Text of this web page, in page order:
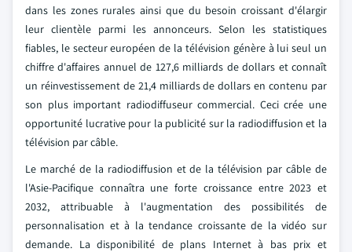
dans les zones rurales ainsi que du besoin croissant d'élargir
leur clientèle parmi les annonceurs. Selon les statistiques
fiables, le secteur européen de la télévision génère à lui seul un
chiffre d'affaires annuel de 127,6 milliards de dollars et connaît
un réinvestissement de 21,4 milliards de dollars en contenu par
son plus important radiodiffuseur commercial. Ceci crée une
opportunité lucrative pour la publicité sur la radiodiffusion et la
télévision par câble.
Le marché de la radiodiffusion et de la télévision par câble de
l'Asie-Pacifique connaîtra une forte croissance entre 2023 et
2032, attribuable à l'augmentation des possibilités de
personnalisation et à la tendance croissante de la vidéo sur
demande. La disponibilité de plans Internet à bas prix et